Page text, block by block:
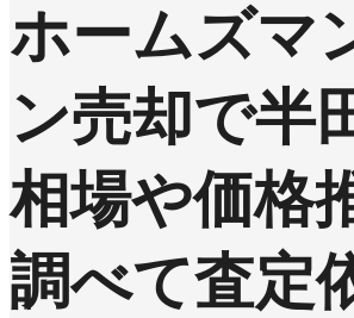
ホームズマ
ン売却で半
相場や価格
調べて査定